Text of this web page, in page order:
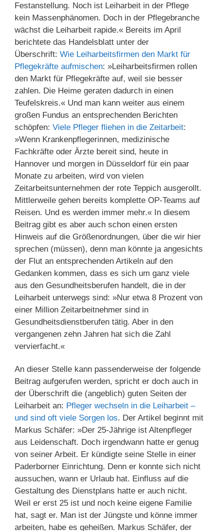
Festanstellung. Noch ist Leiharbeit in der Pflege
kein Massenphänomen. Doch in der Pflegebranche
wächst die Leiharbeit rapide.« Bereits im April
berichtete das Handelsblatt unter der
Überschrift: Wie Leiharbeitsfirmen den Markt für
Pflegekräfte aufmischen: »Leiharbeitsfirmen rollen
den Markt für Pflegekräfte auf, weil sie besser
zahlen. Die Heime geraten dadurch in einen
Teufelskreis.« Und man kann weiter aus einem
großen Fundus an entsprechenden Berichten
schöpfen: Viele Pfleger fliehen in die Zeitarbeit:
»Wenn Krankenpflegerinnen, medizinische
Fachkräfte oder Ärzte bereit sind, heute in
Hannover und morgen in Düsseldorf für ein paar
Monate zu arbeiten, wird von vielen
Zeitarbeitsunternehmen der rote Teppich ausgerollt.
Mittlerweile gehen bereits komplette OP-Teams auf
Reisen. Und es werden immer mehr.« In diesem
Beitrag gibt es aber auch schon einen ersten
Hinweis auf die Größenordnungen, über die wir hier
sprechen (müssen), denn man könnte ja angesichts
der Flut an entsprechenden Artikeln auf den
Gedanken kommen, dass es sich um ganz viele
aus den Gesundheitsberufen handelt, die in der
Leiharbeit unterwegs sind: »Nur etwa 8 Prozent von
einer Million Zeitarbeitnehmer sind in
Gesundheitsdienstberufen tätig. Aber in den
vergangenen zehn Jahren hat sich die Zahl
vervierfacht.«
An dieser Stelle kann passenderweise der folgende
Beitrag aufgerufen werden, spricht er doch auch in
der Überschrift die (angeblich) guten Seiten der
Leiharbeit an: Pfleger wechseln in die Leiharbeit –
und sind oft viele Sorgen los. Der Artikel beginnt mit
Markus Schäfer: »Der 25-Jährige ist Altenpfleger
aus Leidenschaft. Doch irgendwann hatte er genug
von seiner Arbeit. Er kündigte seine Stelle in einer
Paderborner Einrichtung. Denn er konnte sich nicht
aussuchen, wann er Urlaub hat. Einfluss auf die
Gestaltung des Dienstplans hatte er auch nicht.
Weil er erst 25 ist und noch keine eigene Familie
hat, sagt er. Man ist der Jüngste und könne immer
arbeiten, habe es geheißen. Markus Schäfer, der